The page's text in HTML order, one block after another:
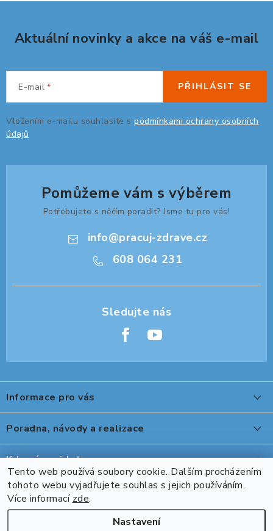
Tento web používá soubory cookie. Dalším procházením
tohoto webu vyjadřujete souhlas s jejich používáním..
Více informací zde.
Nastavení
Aktuální novinky a akce na váš e-mail
E-mail
Vložením e-mailu souhlasíte s podmínkami ochrany osobních
údajů
PŘIHLÁSIT SE
Pomůžeme vám s výběrem
Potřebujete s něčím poradit? Jsme tu pro vás!
info@pracuj-zdrave.cz
608 064 231
á
p
a
í
Informace pro vás
Reklamace, výměna a vrácení
Showroom
Naše realizace, inspirace a návody
Kontakty
Poradna, návody a realizace
Ovládání stolu DeskTherapy řady D při použití ovladače s
Bluetooth DPG1C
Kooki II robustní rohový stůl
Kde nás najdete
Přijímáme online platby